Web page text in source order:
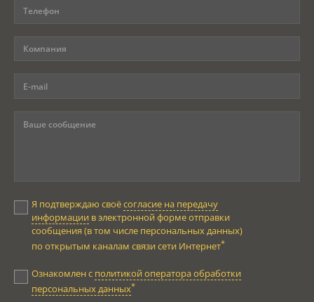
Я подтверждаю своёсогласие на передачу
информации в электронной форме отправки
сообщения (в том числе персональных данных)
по открытым каналам связи сети Интернет*
Ознакомлен с политикой оператора обработки
персональных данных*